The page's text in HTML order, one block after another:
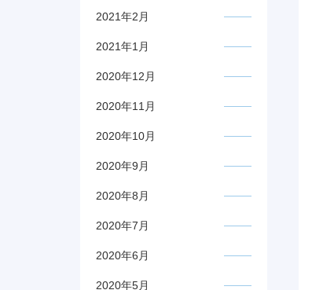
2021年2月
2021年1月
2020年12月
2020年11月
2020年10月
2020年9月
2020年8月
2020年7月
2020年6月
2020年5月